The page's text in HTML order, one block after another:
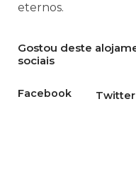
eternos.
Gostou deste
sociais
Facebook Twitter